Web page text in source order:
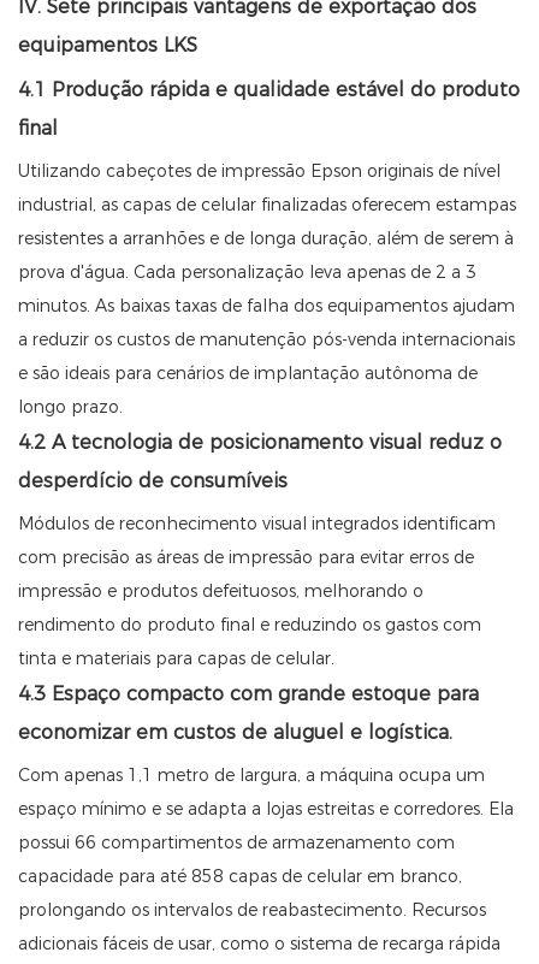
IV. Sete principais vantagens de exportação dos
equipamentos LKS
4.1 Produção rápida e qualidade estável do produto
final
Utilizando cabeçotes de impressão Epson originais de nível
industrial, as capas de celular finalizadas oferecem estampas
resistentes a arranhões e de longa duração, além de serem à
prova d'água. Cada personalização leva apenas de 2 a 3
minutos. As baixas taxas de falha dos equipamentos ajudam
a reduzir os custos de manutenção pós-venda internacionais
e são ideais para cenários de implantação autônoma de
longo prazo.
4.2 A tecnologia de posicionamento visual reduz o
desperdício de consumíveis
Módulos de reconhecimento visual integrados identificam
com precisão as áreas de impressão para evitar erros de
impressão e produtos defeituosos, melhorando o
rendimento do produto final e reduzindo os gastos com
tinta e materiais para capas de celular.
4.3 Espaço compacto com grande estoque para
economizar em custos de aluguel e logística.
Com apenas 1,1 metro de largura, a máquina ocupa um
espaço mínimo e se adapta a lojas estreitas e corredores. Ela
possui 66 compartimentos de armazenamento com
capacidade para até 858 capas de celular em branco,
prolongando os intervalos de reabastecimento. Recursos
adicionais fáceis de usar, como o sistema de recarga rápida